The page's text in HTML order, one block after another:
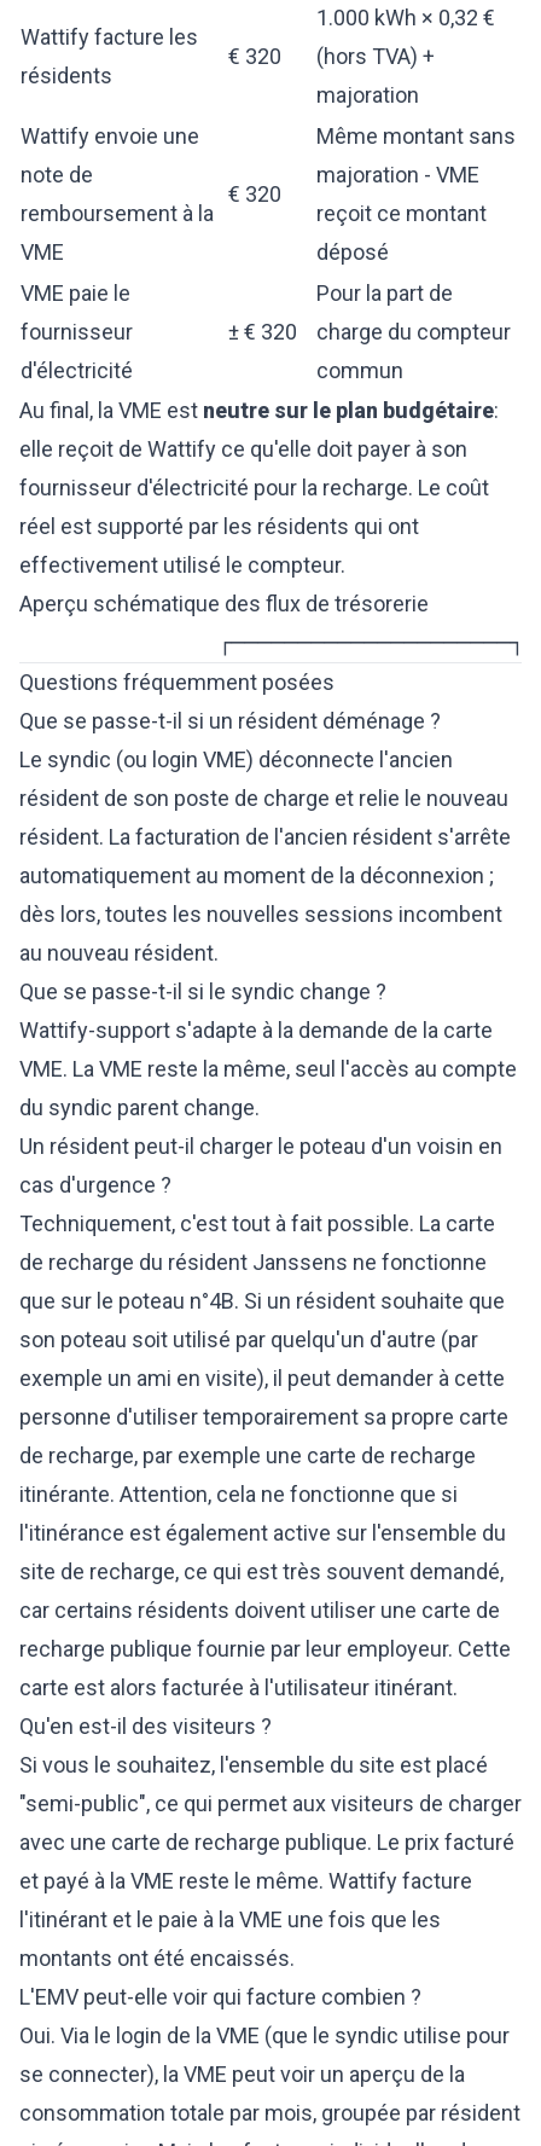
Wattify facture les
résidents
€ 320
1.000 kWh × 0,32 €
(hors TVA) +
majoration
Wattify envoie une
note de
remboursement à la
VME
€ 320
Même montant sans
majoration - VME
reçoit ce montant
déposé
VME paie le
fournisseur
d'électricité
± € 320
Pour la part de
charge du compteur
commun
Au final, la VME est neutre sur le plan budgétaire:
elle reçoit de Wattify ce qu'elle doit payer à son
fournisseur d'électricité pour la recharge. Le coût
réel est supporté par les résidents qui ont
effectivement utilisé le compteur.
Aperçu schématique des flux de trésorerie
Questions fréquemment posées
Que se passe-t-il si un résident déménage ?
Le syndic (ou login VME) déconnecte l'ancien
résident de son poste de charge et relie le nouveau
résident. La facturation de l'ancien résident s'arrête
automatiquement au moment de la déconnexion ;
dès lors, toutes les nouvelles sessions incombent
au nouveau résident.
Que se passe-t-il si le syndic change ?
Wattify-support s'adapte à la demande de la carte
VME. La VME reste la même, seul l'accès au compte
du syndic parent change.
Un résident peut-il charger le poteau d'un voisin en
cas d'urgence ?
Techniquement, c'est tout à fait possible. La carte
de recharge du résident Janssens ne fonctionne
que sur le poteau n°4B. Si un résident souhaite que
son poteau soit utilisé par quelqu'un d'autre (par
exemple un ami en visite), il peut demander à cette
personne d'utiliser temporairement sa propre carte
de recharge, par exemple une carte de recharge
itinérante. Attention, cela ne fonctionne que si
l'itinérance est également active sur l'ensemble du
site de recharge, ce qui est très souvent demandé,
car certains résidents doivent utiliser une carte de
recharge publique fournie par leur employeur. Cette
carte est alors facturée à l'utilisateur itinérant.
Qu'en est-il des visiteurs ?
Si vous le souhaitez, l'ensemble du site est placé
"semi-public", ce qui permet aux visiteurs de charger
avec une carte de recharge publique. Le prix facturé
et payé à la VME reste le même. Wattify facture
l'itinérant et le paie à la VME une fois que les
montants ont été encaissés.
L'EMV peut-elle voir qui facture combien ?
Oui. Via le login de la VME (que le syndic utilise pour
se connecter), la VME peut voir un aperçu de la
consommation totale par mois, groupée par résident